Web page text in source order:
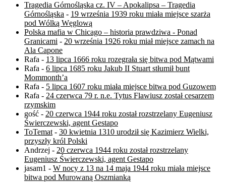
Tragedia Górnośląska cz. IV – Apokalipsa – Tragedia
Górnośląska - 19 września 1939 roku miała miejsce szarża
pod Wólką Węglową
Polska mafia w Chicago – historia prawdziwa - Ponad
Granicami - 20 września 1926 roku miał miejsce zamach na
Ala Capone
Rafa - 13 lipca 1666 roku rozegrała się bitwa pod Mątwami
Rafa - 6 lipca 1685 roku Jakub II Stuart stłumił bunt
Mommonth’a
Rafa - 5 lipca 1607 roku miała miejsce bitwa pod Guzowem
Rafa - 24 czerwca 79 r. n.e. Tytus Flawiusz został cesarzem
rzymskim
gość - 20 czerwca 1944 roku został rozstrzelany Eugeniusz
Świerczewski, agent Gestapo
ToTemat - 30 kwietnia 1310 urodził się Kazimierz Wielki,
przyszły król Polski
Andrzej - 20 czerwca 1944 roku został rozstrzelany
Eugeniusz Świerczewski, agent Gestapo
jasam1 - W nocy z 13 na 14 maja 1944 roku miała miejsce
bitwa pod Murowaną Oszmianką